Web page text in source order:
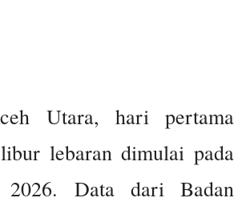
Utara, hari pertama
lebaran dimulai pada
Data dari Badan